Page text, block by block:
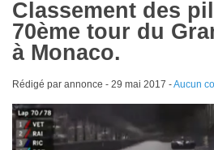
Classement des
70ème tour du
à Monaco.
Rédigé par annonce - 29 mai 2017 -Aucun